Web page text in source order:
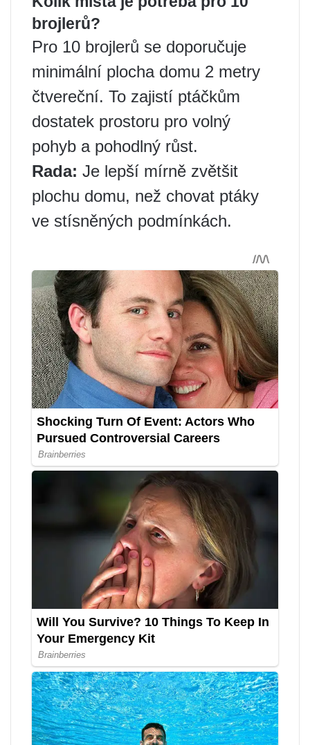
brojlerů?
Pro 10 brojlerů se doporučuje
minimální plocha domu 2 metry
čtvereční. To zajistí ptáčkům
dostatek prostoru pro volný
pohyb a pohodlný růst.
Rada: Je lepší mírně zvětšit
plochu domu, než chovat ptáky
ve stísněných podmínkách.